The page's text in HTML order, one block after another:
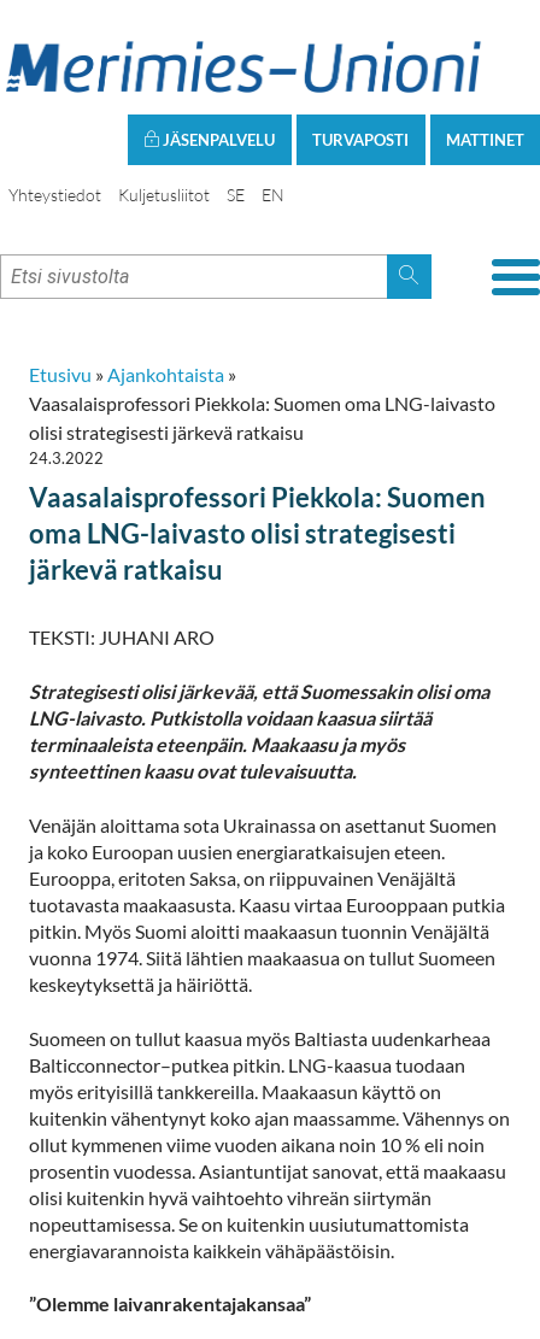
MATTINET
TURVAPOSTI
JÄSENPALVELU
Yhteystiedot Kuljetusliitot SE EN
Etusivu » Ajankohtaista »
Vaasalaisprofessori Piekkola: Suomen oma LNG-laivasto
olisi strategisesti järkevä ratkaisu
24.3.2022
Vaasalaisprofessori Piekkola: Suomen
oma LNG-laivasto olisi strategisesti
järkevä ratkaisu
TEKSTI: JUHANI ARO
Strategisesti olisi järkevää, että Suomessakin olisi oma
LNG-laivasto. Putkistolla voidaan kaasua siirtää
terminaaleista eteenpäin. Maakaasu ja myös
synteettinen kaasu ovat tulevaisuutta.
Venäjän aloittama sota Ukrainassa on asettanut Suomen
ja koko Euroopan uusien energiaratkaisujen eteen.
Eurooppa, eritoten Saksa, on riippuvainen Venäjältä
tuotavasta maakaasusta. Kaasu virtaa Eurooppaan putkia
pitkin. Myös Suomi aloitti maakaasun tuonnin Venäjältä
vuonna 1974. Siitä lähtien maakaasua on tullut Suomeen
keskeytyksettä ja häiriöttä.
Suomeen on tullut kaasua myös Baltiasta uudenkarheaa
Balticconnector–putkea pitkin. LNG-kaasua tuodaan
myös erityisillä tankkereilla. Maakaasun käyttö on
kuitenkin vähentynyt koko ajan maassamme. Vähennys on
ollut kymmenen viime vuoden aikana noin 10 % eli noin
prosentin vuodessa. Asiantuntijat sanovat, että maakaasu
olisi kuitenkin hyvä vaihtoehto vihreän siirtymän
nopeuttamisessa. Se on kuitenkin uusiutumattomista
energiavarannoista kaikkein vähäpäästöisin.
”Olemme laivanrakentajakansaa”